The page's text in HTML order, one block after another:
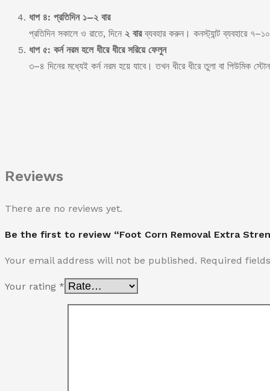
ধাপ ৪: প্রতিদিন ১–২ বার
প্রতিদিন সকালে ও রাতে, দিনে ২ বারব্যবহার করুন। কনস্ট্যান্ট ব্যবহারে ৭–১০
ধাপ ৫: কর্ন নরম হলে ধীরে ধীরে সরিয়ে ফেলুন
৩–৪ দিনের মধ্যেই কর্ন নরম হয়ে যাবে। তখন ধীরে ধীরে তুলা বা পিউমিক
Reviews
There are no reviews yet.
Be the first to review “Foot Corn Removal Extra
Your email address will not be published. Required
Your rating *